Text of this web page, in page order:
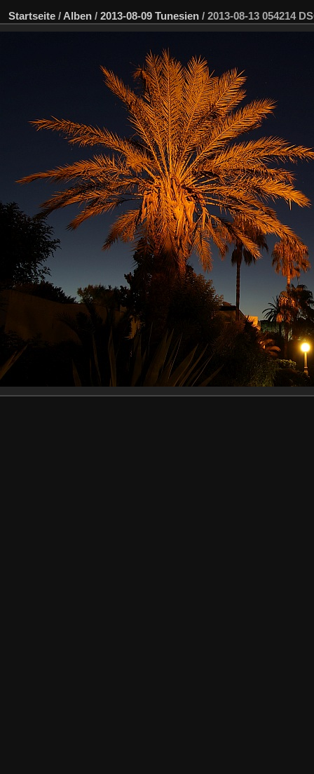
Startseite / Alben / 2013-08-09 Tunesien / 2013-08-13 054214